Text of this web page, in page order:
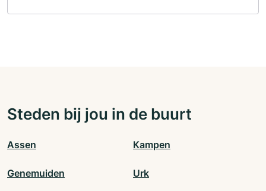
Steden bij jou in de buurt
Assen Kampen
Genemuiden Urk